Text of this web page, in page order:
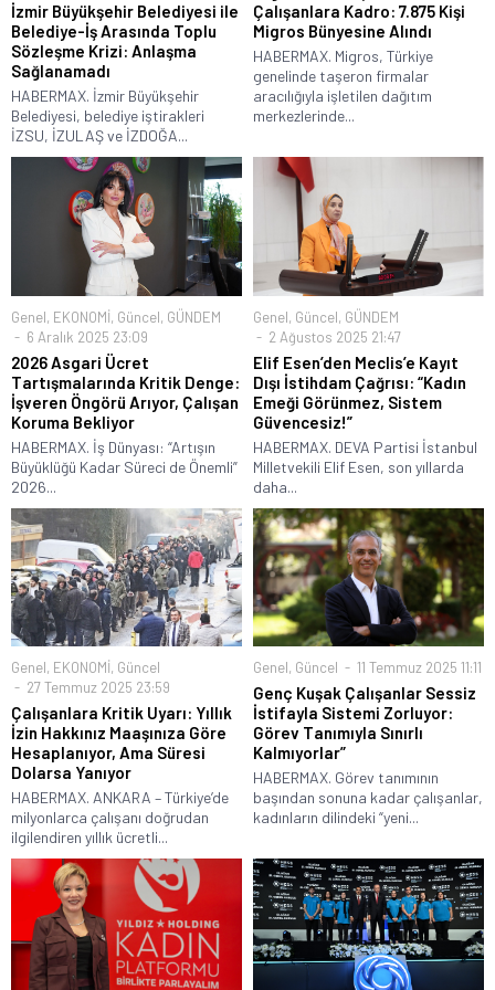
İzmir Büyükşehir Belediyesi ile
Belediye-İş Arasında Toplu
Sözleşme Krizi: Anlaşma
Sağlanamadı
HABERMAX. İzmir Büyükşehir
Belediyesi, belediye iştirakleri
İZSU, İZULAŞ ve İZDOĞA...
Çalışanlara Kadro: 7.875 Kişi
Migros Bünyesine Alındı
HABERMAX. Migros, Türkiye
genelinde taşeron firmalar
aracılığıyla işletilen dağıtım
merkezlerinde...
Genel, EKONOMİ, Güncel, GÜNDEM
6 Aralık 2025 23:09
2026 Asgari Ücret
Tartışmalarında Kritik Denge:
İşveren Öngörü Arıyor, Çalışan
Koruma Bekliyor
HABERMAX. İş Dünyası: “Artışın
Büyüklüğü Kadar Süreci de Önemli”
2026...
Genel, Güncel, GÜNDEM
2 Ağustos 2025 21:47
Elif Esen’den Meclis’e Kayıt
Dışı İstihdam Çağrısı: “Kadın
Emeği Görünmez, Sistem
Güvencesiz!”
HABERMAX. DEVA Partisi İstanbul
Milletvekili Elif Esen, son yıllarda
daha...
Genel, EKONOMİ, Güncel
27 Temmuz 2025 23:59
Çalışanlara Kritik Uyarı: Yıllık
İzin Hakkınız Maaşınıza Göre
Hesaplanıyor, Ama Süresi
Dolarsa Yanıyor
HABERMAX. ANKARA – Türkiye’de
milyonlarca çalışanı doğrudan
ilgilendiren yıllık ücretli...
Genel, Güncel 11 Temmuz 2025 11:11
Genç Kuşak Çalışanlar Sessiz
İstifayla Sistemi Zorluyor:
Görev Tanımıyla Sınırlı
Kalmıyorlar”
HABERMAX. Görev tanımının
başından sonuna kadar çalışanlar,
kadınların dilindeki “yeni...